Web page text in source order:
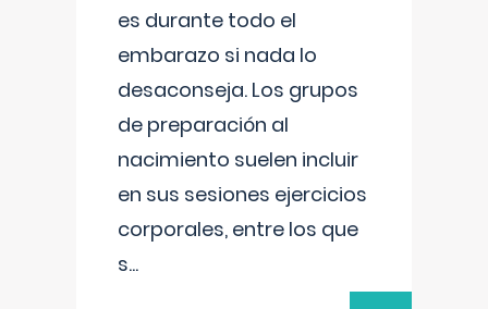
es durante todo el
embarazo si nada lo
desaconseja. Los grupos
de preparación al
nacimiento suelen incluir
en sus sesiones ejercicios
corporales, entre los que
s...